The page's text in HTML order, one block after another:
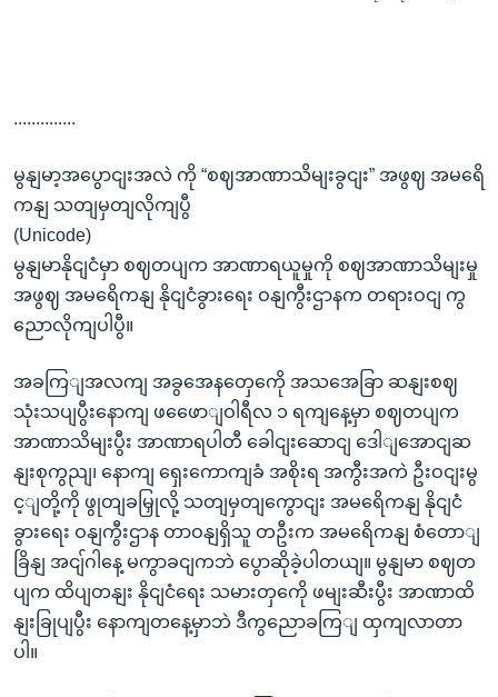
..............
မွနျမာ့အပွောငျးအလဲ ကို “စဈအာဏာသိမျးခွငျး” အဖွဈ အမရေိ
ကနျ သတျမှတျလိုကျပွီ
(Unicode)
မွနျမာနိုငျငံမှာ စဈတပျက အာဏာရယူမှုကို စဈအာဏာသိမျးမှု
အဖွဈ အမရေိကနျ နိုငျငံခွားရေး ဝနျကွီးဌာနက တရားဝငျ ကွ
ညောလိုကျပါပွီ။
အခကြျအလကျ အခွအေနတှေကေို အသအေခြာ ဆနျးစဈ
သုံးသပျပွီးနောကျ ဖဖေောျဝါရီလ ၁ ရကျနေ့မှာ စဈတပျက
အာဏာသိမျးပွီး အာဏာရပါတီ ခေါငျးဆောငျ ဒေါျအောငျဆ
နျးစုကွညျ၊ နောကျ ရှေးကောကျခံ အစိုးရ အကွီးအကဲ ဦးဝငျးမွ
င့ျတို့ကို ဖွုတျခမြှုလို့ သတျမှတျကွောငျး အမရေိကနျ နိုငျငံ
ခွားရေး ဝနျကွီးဌာန တာဝနျရှိသူ တဦးက အမရေိကနျ စံတောျ
ခြိနျ အငျ်ဂါနေ့ မကွာခငျကဘဲ ပွောဆိုခဲ့ပါတယျ။ မွနျမာ စဈတ
ပျက ထိပျတနျး နိုငျငံရေး သမားတှကေို ဖမျးဆီးပွီး အာဏာထိ
နျးခြုပျပွီး နောကျတနေ့မှာဘဲ ဒီကွညောခကြျ ထှကျလာတာ
ပါ။